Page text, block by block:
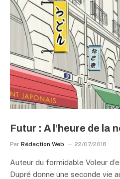
Futur : A l’heure de la
Par Rédaction Web 22/07/2018
Auteur du formidable Voleur
Dupré donne une seconde vie